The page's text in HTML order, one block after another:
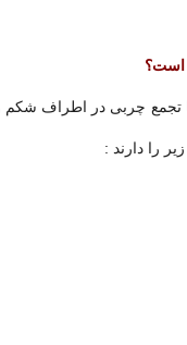
است؟
تجمع چربی در اطراف شکم
را دارند :